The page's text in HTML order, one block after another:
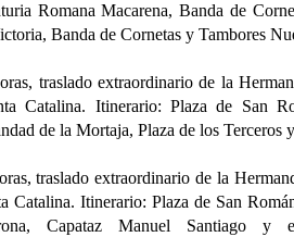
Romana Macarena, Banda de
Banda de Cornetas y Tambores
traslado extraordinario de la
Catalina. Itinerario: Plaza de San
de la Mortaja, Plaza de los Terceros
traslado extraordinario de la
Catalina. Itinerario: Plaza de San
Capataz Manuel Santiago y